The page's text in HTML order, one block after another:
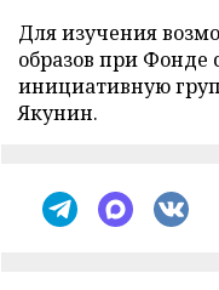
Для изучения
образов при Фонде
инициативную
Якунин.